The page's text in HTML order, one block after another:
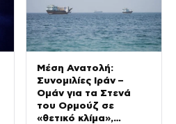
Μέση Ανατολή:
Συνομιλίες Ιράν –
Ομάν για τα Στενά
του Ορμούζ σε
«θετικό κλίμα»,